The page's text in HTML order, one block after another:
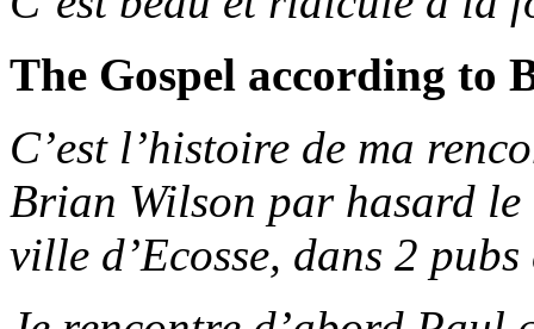
The Gospel according to
C’est l’histoire de ma
Brian Wilson par hasard le
ville d’Ecosse, dans 2